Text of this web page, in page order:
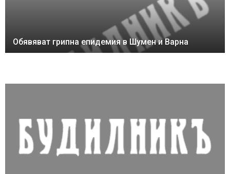
Обявяват грипна епидемия в Шумен и Варна